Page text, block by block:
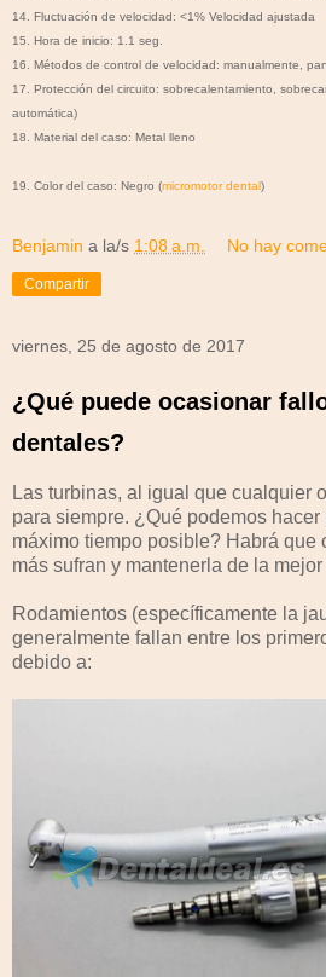
14. Fluctuación de velocidad: <1% Velocidad ajustada
15. Hora de inicio: 1.1 seg.
16. Métodos de control de velocidad: manualmente,
17. Protección del circuito: sobrecalentamiento,
automática)
18. Material del caso: Metal lleno
19. Color del caso: Negro (micromotor dental)
Benjamin a la/s 1:08 a.m. No hay
Compartir
viernes, 25 de agosto de 2017
¿Qué puede ocasionar
dentales?
Las turbinas, al igual que cualquier
para siempre. ¿Qué podemos hacer
máximo tiempo posible? Habrá que
más sufran y mantenerla de la mejor
Rodamientos (específicamente la
generalmente fallan entre los
debido a: